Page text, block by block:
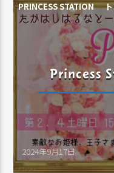
PRINCESS STATION
Princess
2024年9月17日